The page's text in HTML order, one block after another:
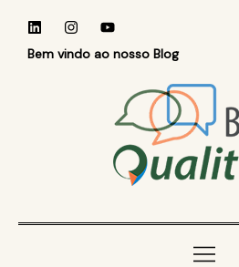
Bem vindo ao nosso Blog